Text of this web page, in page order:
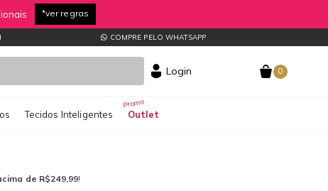
*ver regras
COMPRE PELO WHATSAPP
Login 0
Outlet
Tecidos Inteligentes
de R$249,99!